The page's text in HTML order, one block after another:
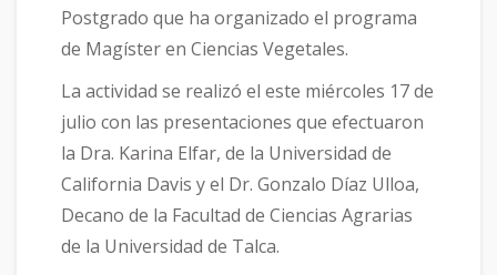
Postgrado que ha organizado el programa
de Magíster en Ciencias Vegetales.
La actividad se realizó el este miércoles 17 de
julio con las presentaciones que efectuaron
la Dra. Karina Elfar, de la Universidad de
California Davis y el Dr. Gonzalo Díaz Ulloa,
Decano de la Facultad de Ciencias Agrarias
de la Universidad de Talca.